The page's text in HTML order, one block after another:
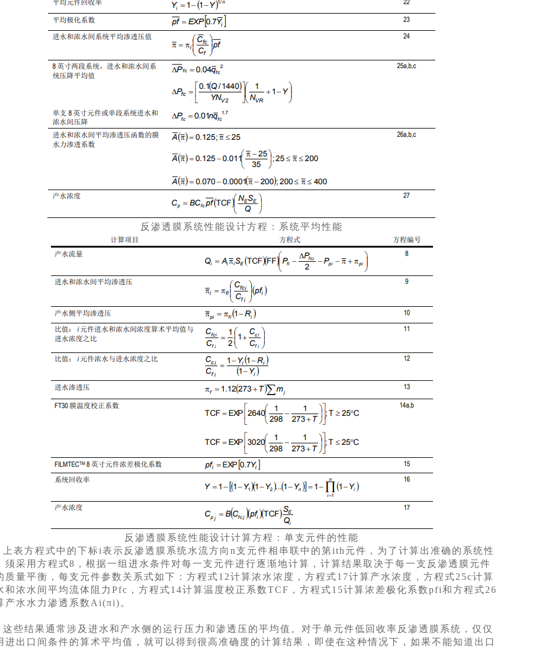
反渗透膜系统性能设计方程：系统平均性能
反渗透膜系统性能设计计算方程：单支元件的性能
上表方程式中的下标i表示反渗透膜系统水流方向n支元件相串联中的第ith元件，为了计算出准确的系统性
须采用方程式8，根据一组进水条件对每一支元件进行逐渐地计算，计算结果取决于每一支反渗透膜元件
质量平衡，每支元件参数关系式如下：方程式12计算浓水浓度，方程式17计算产水浓度，方程式25c计算
和浓水间平均流体阻力Pfc，方程式14计算温度校正系数TCF，方程式15计算浓差极化系数pfi和方程式26
产水水力渗透系数Ai(πi)。
这些结果通常涉及进水和产水侧的运行压力和渗透压的平均值。对于单元件低回收率反渗透膜系统，仅仅
进出口间条件的算术平均值，就可以得到很高准确度的计算结果，即使在这种情况下，如果不能知道出口